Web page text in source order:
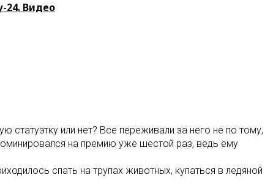
24. Видео
статуэтку или нет? Все переживали за него не по тому,
на премию уже шестой раз, ведь ему
спать на трупах животных, купаться в ледяной